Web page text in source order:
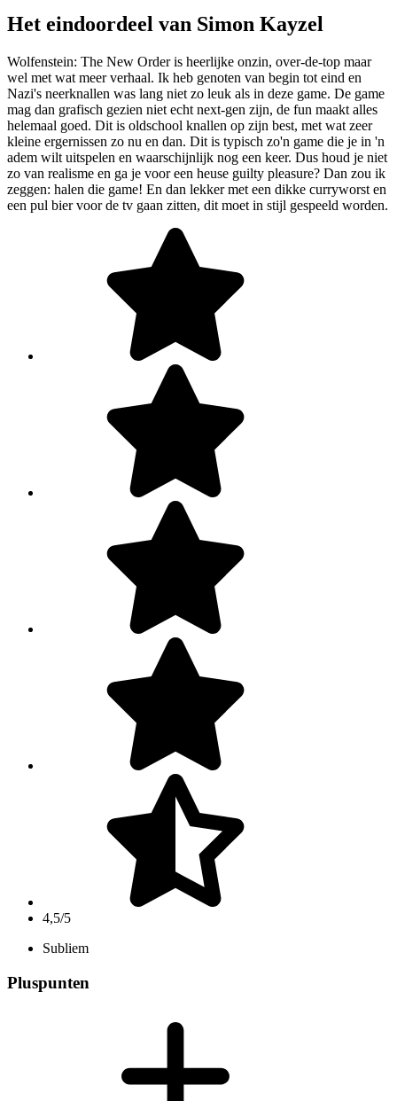
Het eindoordeel van Simon Kayzel
Wolfenstein: The New Order is heerlijke onzin, over-de-top maar
wel met wat meer verhaal. Ik heb genoten van begin tot eind en
Nazi's neerknallen was lang niet zo leuk als in deze game. De game
mag dan grafisch gezien niet echt next-gen zijn, de fun maakt alles
helemaal goed. Dit is oldschool knallen op zijn best, met wat zeer
kleine ergernissen zo nu en dan. Dit is typisch zo'n game die je in 'n
adem wilt uitspelen en waarschijnlijk nog een keer. Dus houd je niet
zo van realisme en ga je voor een heuse guilty pleasure? Dan zou ik
zeggen: halen die game! En dan lekker met een dikke curryworst en
een pul bier voor de tv gaan zitten, dit moet in stijl gespeeld worden.
4,5/5
Subliem
Pluspunten